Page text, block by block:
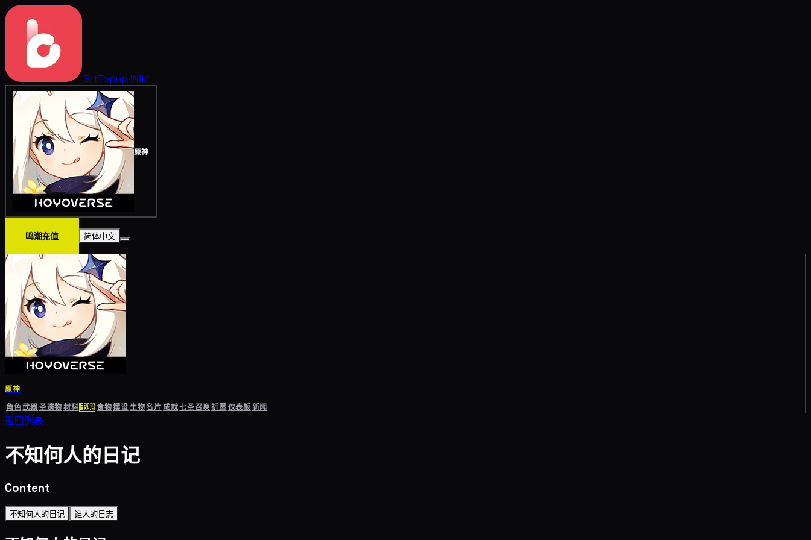
BitTopup Wiki
原神
鸣潮充值 简体中文
原神
角色武器圣遗物材料书籍食物摆设生物名片成就七圣召唤祈愿仪表板新闻
返回列表
不知何人的日记
Content
不知何人的日记 谁人的日志